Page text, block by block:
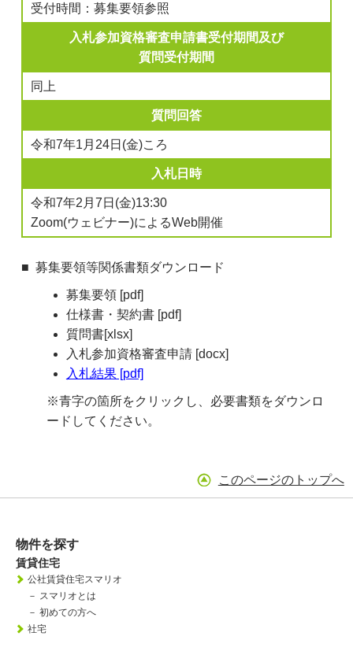
受付時間：募集要領参照
入札参加資格審査申請書受付期間及び
質問受付期間
同上
質問回答
令和7年1月24日(金)ころ
入札日時
令和7年2月7日(金)13:30
Zoom(ウェビナー)によるWeb開催
募集要領等関係書類ダウンロード
募集要領 [pdf]
仕様書・契約書 [pdf]
質問書[xlsx]
入札参加資格審査申請 [docx]
入札結果 [pdf]
※青字の箇所をクリックし、必要書類をダウンロ
ードしてください。
このページのトップへ
物件を探す
賃貸住宅
公社賃貸住宅スマリオ
－ スマリオとは
－ 初めての方へ
社宅